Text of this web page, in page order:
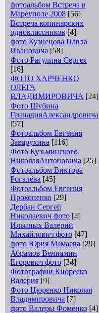
фотоальбом Встреча в
Мареуполе 2008 [56]
Встреча копинарских
одноклассников [4]
фото Кузнецова Павла
Ивановича [58]
Фото Рагулина Сергея
[16]
ФОТО ХАРЧЕНКО
ОЛЕГА
ВЛАДИМИРОВИЧА [24]
Фото Шубина
ГеннадияАлександровича
[57]
Фотоальбом Евгения
Заварухина [116]
Фото Кузьминского
НиколаяАнтоновича [25]
Фотоальбом Виктора
Рогалёва [45]
Фотоальбом Евгения
Прокопенко [29]
Дербан Сергей
Николаевич фото [4]
Ильиных Валерий
Михайлович фото [47]
фото Юрия Мамаева [29]
Абрамов Вениамин
Егорович фото [34]
Фотографии Киореско
Валерия [9]
Фото Цюренко Николая
Владимировича [7]
фото Валеры Фоменко [4]